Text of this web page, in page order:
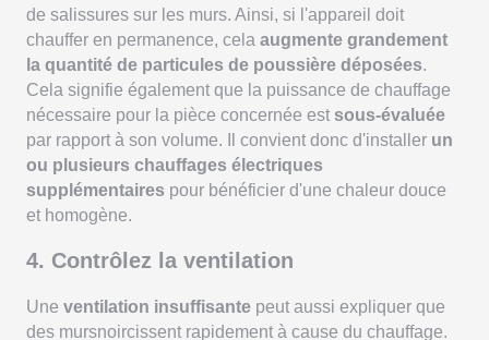
de salissures sur les murs. Ainsi, si l'appareil doit
chauffer en permanence, cela augmente grandement
la quantité de particules de poussière déposées.
Cela signifie également que la puissance de chauffage
nécessaire pour la pièce concernée est sous-évaluée
par rapport à son volume. Il convient donc d'installer un
ou plusieurs chauffages électriques
supplémentaires pour bénéficier d'une chaleur douce
et homogène.
4. Contrôlez la ventilation
Une ventilation insuffisante peut aussi expliquer que
des mursnoircissent rapidement à cause du chauffage.